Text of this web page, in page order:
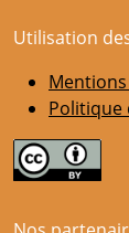
Utilisation
Politique